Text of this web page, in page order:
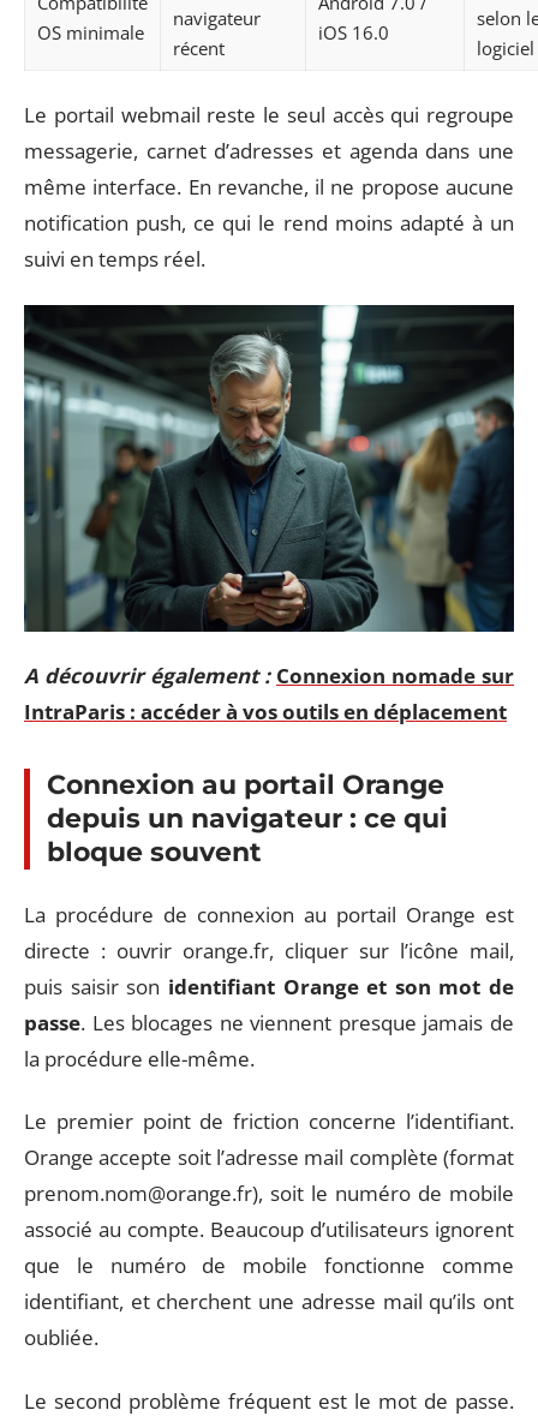
OS minimale
navigateur
récent
iOS 16.0
selon
logiciel
Le portail webmail reste le seul accès qui regroupe
messagerie, carnet d’adresses et agenda dans une
même interface. En revanche, il ne propose aucune
notification push, ce qui le rend moins adapté à un
suivi en temps réel.
A découvrir également : Connexion nomade sur
IntraParis : accéder à vos outils en déplacement
Connexion au portail Orange
depuis un navigateur : ce qui
bloque souvent
La procédure de connexion au portail Orange est
directe : ouvrir orange.fr, cliquer sur l’icône mail,
puis saisir son identifiant Orange et son mot de
passe. Les blocages ne viennent presque jamais de
la procédure elle-même.
Le premier point de friction concerne l’identifiant.
Orange accepte soit l’adresse mail complète (format
prenom.nom@orange.fr), soit le numéro de mobile
associé au compte. Beaucoup d’utilisateurs ignorent
que le numéro de mobile fonctionne comme
identifiant, et cherchent une adresse mail qu’ils ont
oubliée.
Le second problème fréquent est le mot de passe.